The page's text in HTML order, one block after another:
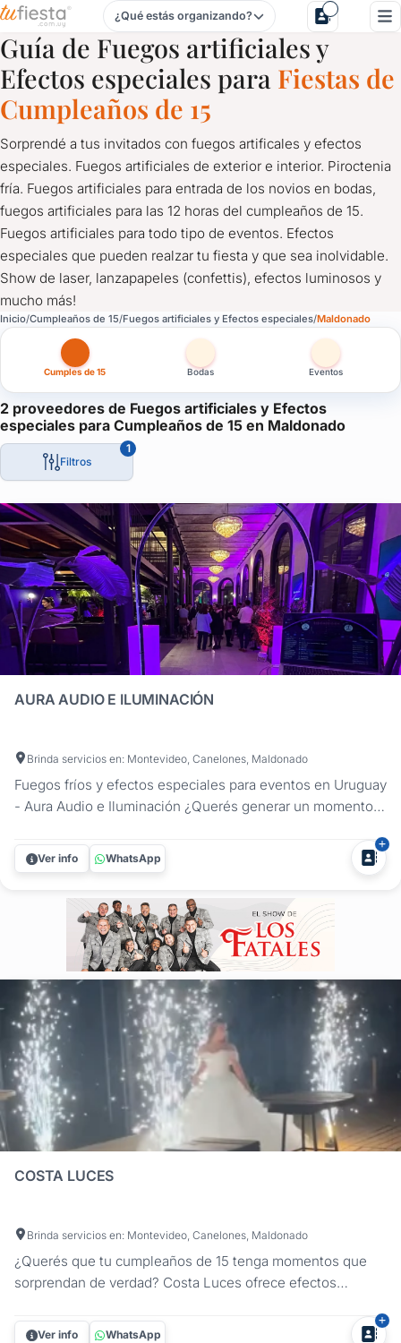
Fuegos artificiales y Efectos especiales para Cumpleaños
¿Qué estás organizando?
Guía de Fuegos artificiales y
Efectos especiales para Fiestas de
Cumpleaños de 15
Sorprendé a tus invitados con fuegos artificales y efectos
especiales. Fuegos artificiales de exterior e interior. Piroctenia
fría. Fuegos artificiales para entrada de los novios en bodas,
fuegos artificiales para las 12 horas del cumpleaños de 15.
Fuegos artificiales para todo tipo de eventos. Efectos
especiales que pueden realzar tu fiesta y que sea inolvidable.
Show de laser, lanzapapeles (confettis), efectos luminosos y
mucho más!
Inicio Cumpleaños de 15 Fuegos artificiales y Efectos especiales Maldonado
Cumples de 15 Bodas Eventos
2 proveedores de Fuegos artificiales y Efectos
especiales para Cumpleaños de 15 en Maldonado
Filtros
1
AURA AUDIO E ILUMINACIÓN
Brinda servicios en: Montevideo, Canelones, Maldonado
Fuegos fríos y efectos especiales para eventos en Uruguay
- Aura Audio e Iluminación ¿Querés generar un momento
Iluminación te ayudamos a lograrlo con fuegos fríos,
efectos especiales y tecnología escénica que cautivan a
Ver info WhatsApp
COSTA LUCES
Brinda servicios en: Montevideo, Canelones, Maldonado
¿Querés que tu cumpleaños de 15 tenga momentos que
sorprendan de verdad? Costa Luces ofrece efectos
instante clave, combinando impacto visual, estética y
Ver info WhatsApp
Fuegos artificiales y Efectos especiales para Cumpleaños
Sorprendé a tus invitados con fuegos artificales y efectos